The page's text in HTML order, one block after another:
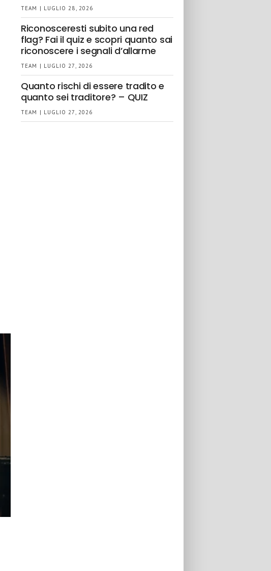
TEAM | LUGLIO 28, 2026
Riconosceresti subito una red
flag? Fai il quiz e scopri quanto sai
riconoscere i segnali d’allarme
TEAM | LUGLIO 27, 2026
Quanto rischi di essere tradito e
quanto sei traditore? – QUIZ
TEAM | LUGLIO 27, 2026